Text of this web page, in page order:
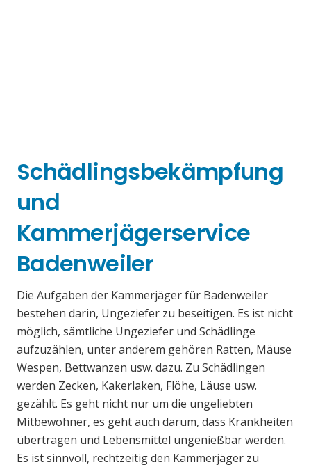
Schädlingsbekämpfung
und
Kammerjägerservice
Badenweiler
Die Aufgaben der Kammerjäger für Badenweiler
bestehen darin, Ungeziefer zu beseitigen. Es ist nicht
möglich, sämtliche Ungeziefer und Schädlinge
aufzuzählen, unter anderem gehören Ratten, Mäuse
Wespen, Bettwanzen usw. dazu. Zu Schädlingen
werden Zecken, Kakerlaken, Flöhe, Läuse usw.
gezählt. Es geht nicht nur um die ungeliebten
Mitbewohner, es geht auch darum, dass Krankheiten
übertragen und Lebensmittel ungenießbar werden.
Es ist sinnvoll, rechtzeitig den Kammerjäger zu